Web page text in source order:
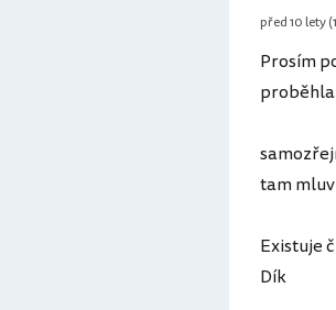
Prosím
proběhla
tam
Existuje
Dík
před 10 lety